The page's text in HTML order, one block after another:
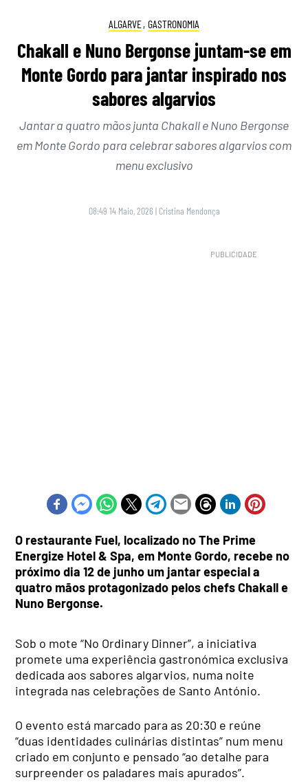
ALGARVE, GASTRONOMIA
Chakall e Nuno Bergonse juntam-se em
Monte Gordo para jantar inspirado nos
sabores algarvios
Jantar a quatro mãos junta Chakall e Nuno Bergonse
em Monte Gordo para celebrar sabores algarvios com
menu exclusivo
08:49 14 Maio, 2026 | Cristina Mendonça
O restaurante Fuel, localizado no The Prime
Energize Hotel & Spa, em Monte Gordo, recebe no
próximo dia 12 de junho um jantar especial a
quatro mãos protagonizado pelos chefs Chakall e
Nuno Bergonse.
Sob o mote “No Ordinary Dinner”, a iniciativa
promete uma experiência gastronómica exclusiva
dedicada aos sabores algarvios, numa noite
integrada nas celebrações de Santo António.
O evento está marcado para as 20:30 e reúne
“duas identidades culinárias distintas” num menu
criado em conjunto e pensado “ao detalhe para
surpreender os paladares mais apurados”.